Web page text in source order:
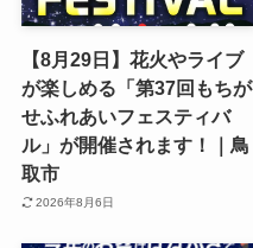
【8月29日】花火やライブ
が楽しめる「第37回もちが
せふれあいフェスティバ
ル」が開催されます！｜鳥
取市
2026年8月6日